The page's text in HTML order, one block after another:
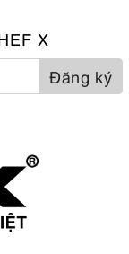
X
Đăng ký